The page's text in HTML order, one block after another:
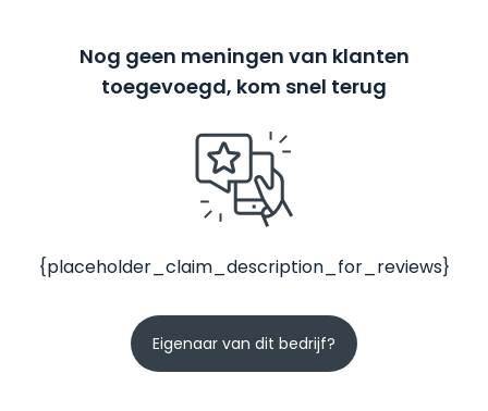
Nog geen meningen van klanten
toegevoegd, kom snel terug
{placeholder_claim_description_for_reviews}
Eigenaar van dit bedrijf?